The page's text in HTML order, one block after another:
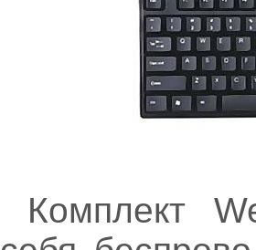
Комплект